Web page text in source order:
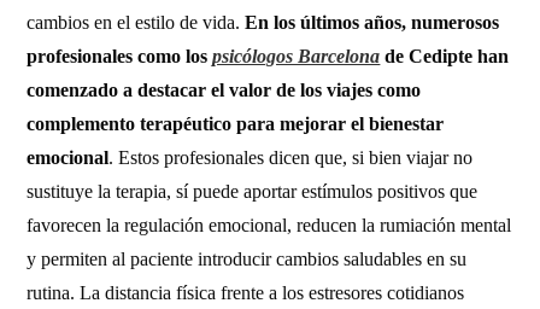
cambios en el estilo de vida.En los últimos años, numerosos
profesionales como lospsicólogos Barcelona de Cedipte han
comenzado a destacar el valor de los viajes como
complemento terapéutico para mejorar el bienestar
emocional. Estos profesionales dicen que, si bien viajar no
sustituye la terapia, sí puede aportar estímulos positivos que
favorecen la regulación emocional, reducen la rumiación mental
y permiten al paciente introducir cambios saludables en su
rutina. La distancia física frente a los estresores cotidianos